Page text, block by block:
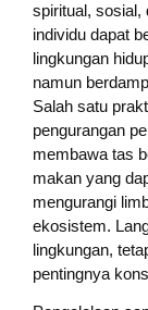
spiritual, sosial,
individu dapat
lingkungan
namun
Salah satu
pengurangan
membawa tas
makan yang
mengurangi
ekosistem.
lingkungan,
pentingnya